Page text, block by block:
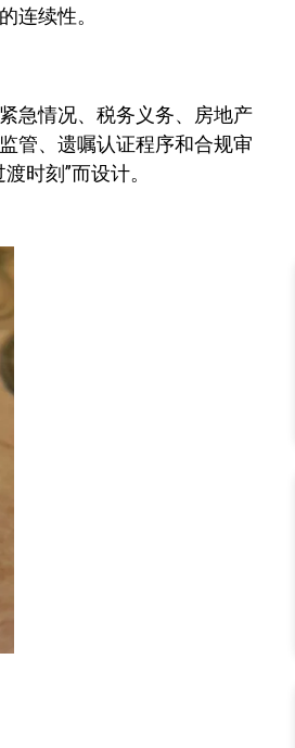
连续性。
急情况、税务义务、房地产
管、遗嘱认证程序和合规审
时刻”而设计。